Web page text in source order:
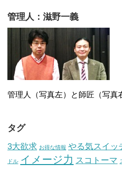
管理人：滋野一義
管理人（写真左）と師匠（写真
タグ
3大欲求 お得な情報 やる気スイッ
ドル イメージ力 スコトーマ